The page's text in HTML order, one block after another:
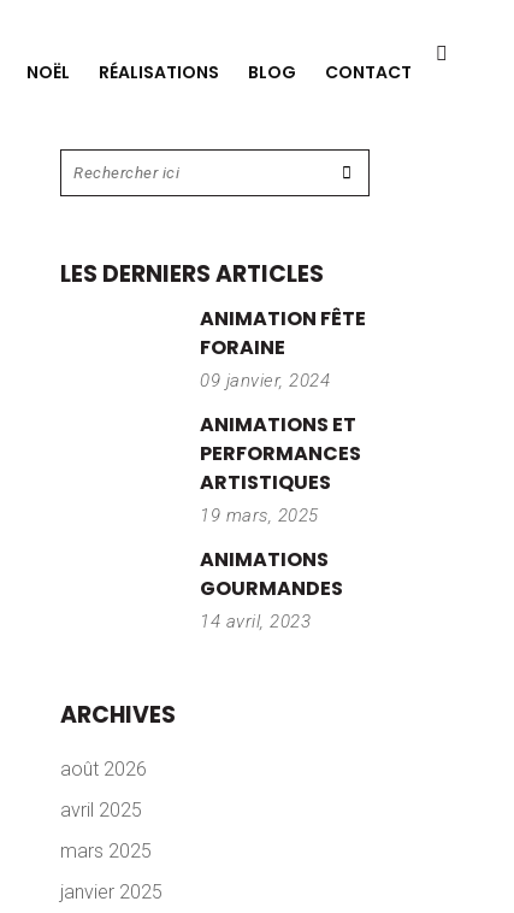
NOËL RÉALISATIONS BLOG CONTACT
LES DERNIERS ARTICLES
ANIMATION FÊTE
FORAINE
09 janvier, 2024
ANIMATIONS ET
PERFORMANCES
ARTISTIQUES
19 mars, 2025
ANIMATIONS
GOURMANDES
14 avril, 2023
ARCHIVES
août 2026
avril 2025
mars 2025
janvier 2025